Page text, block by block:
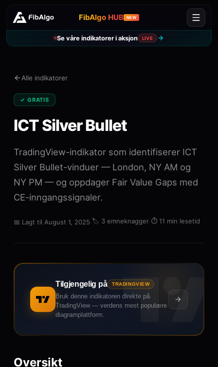
FibAlgo HUB NEW
Se våre indikatorer i aksjon LIVE
Alle indikatorer
✓ GRATIS
ICT Silver Bullet
TradingView-indikator som identifiserer ICT
Silver Bullet-vinduer — London, NY AM og
NY PM — og oppdager Fair Value Gaps med
CE-inngangssignaler.
📅 Lagt til August 1, 2025·🏷️ 3 emneknagger·⏱️ 11 min lesetid
Tilgjengelig på TRADINGVIEW
Bruk denne indikatoren direkte på
TradingView — verdens mest populære
diagramplattform.
Oversikt